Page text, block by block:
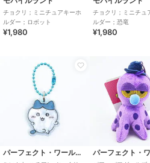
チョクリ；ミニチュアキーホ
ルダー；ロボット
¥1,980
チョクリ；ミニチュ
ルダー；恐竜
¥1,980
パーフェクト・ワールド・トーキョー